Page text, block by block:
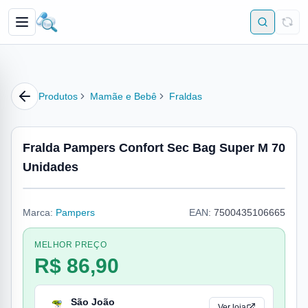
Produtos Mamãe e Bebê Fraldas
Fralda Pampers Confort Sec Bag Super M 70
Unidades
Marca: Pampers EAN: 7500435106665
MELHOR PREÇO
R$ 86,90
São João